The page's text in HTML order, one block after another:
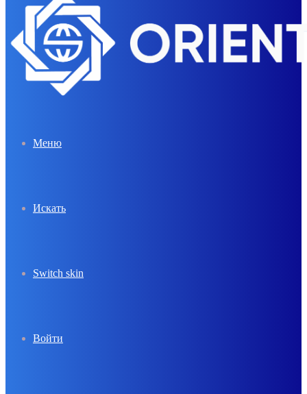
Меню
Искать
Switch skin
Войти